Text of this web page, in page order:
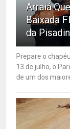
Arraiá
Baixada
da
Prepare o
13 de julho, o
de um dos